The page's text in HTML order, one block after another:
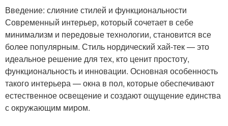
Введение: слияние стилей и функциональности
Современный интерьер, который сочетает в себе
минимализм и передовые технологии, становится все
более популярным. Стиль нордический хай-тек — это
идеальное решение для тех, кто ценит простоту,
функциональность и инновации. Основная особенность
такого интерьера — окна в пол, которые обеспечивают
естественное освещение и создают ощущение единства
с окружающим миром.